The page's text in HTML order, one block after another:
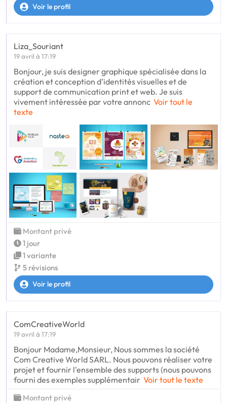
Voir le profil
Liza_Souriant
19 avril à 17:19
Bonjour, je suis designer graphique spécialisée dans la
création et conception d’identités visuelles et de
support de communication print et web. Je suis
vivement intéressée par votre annonc Voir tout le
texte
Montant privé
1 jour
1 variante
5 révisions
Voir le profil
ComCreativeWorld
19 avril à 17:19
Bonjour Madame,Monsieur, Nous sommes la société
Com Creative World SARL. Nous pouvons réaliser votre
projet et fournir l'ensemble des supports (nous pouvons
fourni des exemples supplémentair Voir tout le texte
Montant privé